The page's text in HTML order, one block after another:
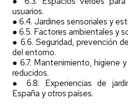
usuarios.
● 6.4. Jardines sensoriales y
● 6.5. Factores ambientales y
● 6.6. Seguridad, prevención
del entorno.
● 6.7. Mantenimiento, higiene
reducidos.
● 6.8. Experiencias de
España y otros países.